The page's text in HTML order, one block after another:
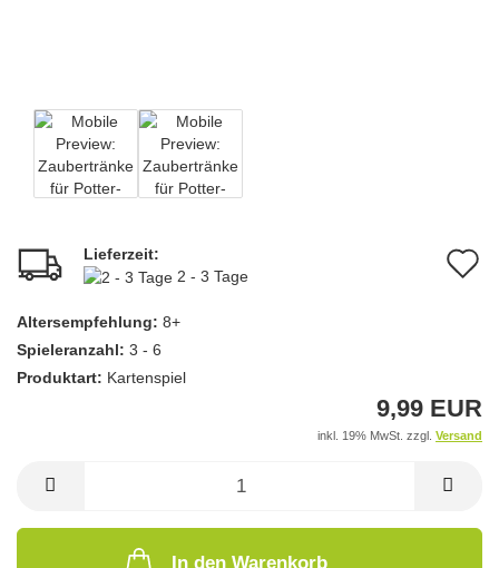
Lieferzeit:
2 - 3 Tage
Altersempfehlung: 8+
Spieleranzahl: 3 - 6
Produktart: Kartenspiel
9,99 EUR
inkl. 19% MwSt. zzgl. Versand
In den Warenkorb